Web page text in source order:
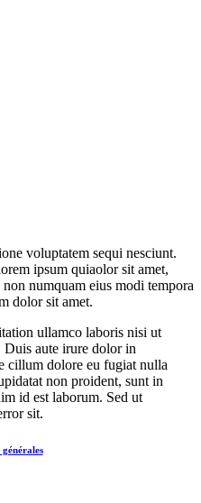
voluptatem sequi nesciunt.
ipsum quiaolor sit amet,
numquam eius modi tempora
dolor sit amet.
ullamco laboris nisi ut
Duis aute irure dolor in
cillum dolore eu fugiat nulla
non proident, sunt in
id est laborum. Sed ut
sit.